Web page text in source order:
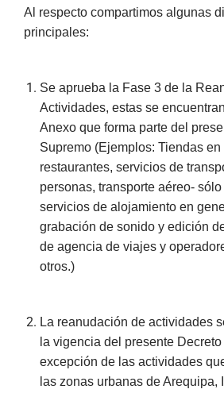
Al respecto compartimos algunas
principales:
Se aprueba la Fase 3 de la
Actividades, estas se
Anexo que forma parte del
Supremo (Ejemplos: Tiendas en
restaurantes, servicios de
personas, transporte aéreo-
servicios de alojamiento en
grabación de sonido y edición
de agencia de viajes y
otros.)
La reanudación de actividades
la vigencia del presente
excepción de las actividades
las zonas urbanas de Arequipa,